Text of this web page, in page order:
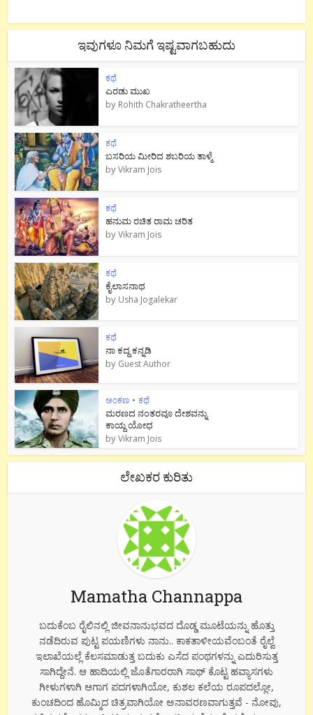
ಇವುಗಳೂ ನಿಮಗೆ ಇಷ್ಟವಾಗಬಹುದು
ಕಥೆ
ಎರಡು ಮುಖ
by Rohith Chakratheertha
ಕಥೆ
ಬಸರಿಯ ಮೀರಿದ ಶಬರಿಯ ತಾಳ್ಮೆ
byVikram Jois
ಕಥೆ
ಹನುಮ ರಚಿತ ರಾಮ‌ ಚರಿತ
byVikram Jois
ಕಥೆ
ಕೈಲಾಸನಾಥ
by Usha Jogalekar
ಕಥೆ
ನಾ ಕದ್ದ ಕನ್ನಡಿ
by Guest Author
ಅಂಕಣ • ಕಥೆ
ಮರಣದ ನಂತರವೂ ದೇಶವನ್ನು
ಕಾಯ್ದ ಯೋಧ
byVikram Jois
ಲೇಖಕರ ಕುರಿತು
Mamatha Channappa
ಬದುಕೆಂಬ ರೈಲಿನಲ್ಲಿ ಜೀವನಾನುಭವದ ದೊಡ್ಡ ಮೂಟೆಯನ್ನು ಹೊತ್ತು
ನಡೆದಿರುವ ಪುಟ್ಟ ಪಯಣಿಗಳು ನಾನು.. ಕಾಕತಾಳೀಯವೆಂಬಂತೆ ರೈಲ್ವೆ
ಇಲಾಖೆಯಲ್ಲೆ ಕೆಲಸಮಾಡುತ್ತ ಬದುಕು ಎಸೆದ ಪಂಥಗಳನ್ನು ಎದುರಿಸುತ್ತ
ಸಾಗಿದ್ದೇನೆ. ಆ ಹಾದಿಯಲ್ಲಿ ಜೊತೆಗಾರರಾಗಿ ಸಾಥ್ ಕೊಟ್ಟ ಹವ್ಯಾಸಗಳು
ಗೀಳುಗಳಾಗಿ ಆಗಾಗ ಪದಗಳಾಗಿಯೋ, ಕುಶಲ ಕಲೆಯ ರೂಪದಲ್ಲೋ,
ಕುಂಚದಿಂದ ಹೊಮ್ಮಿದ ಚಿತ್ರವಾಗಿಯೋ ಅನಾವರಣವಾಗುತ್ತವೆ - ನೋವು,